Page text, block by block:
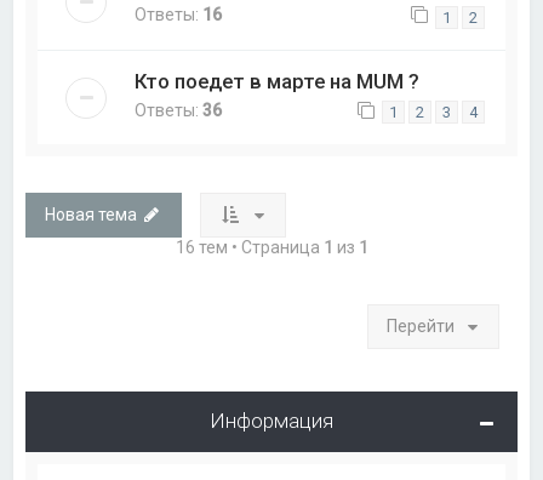
Ответы: 16 1 2
Кто поедет в марте на MUM ?
Ответы:36 1 2 3 4
Новая тема
16 тем • Страница 1 из 1
Перейти
Информация